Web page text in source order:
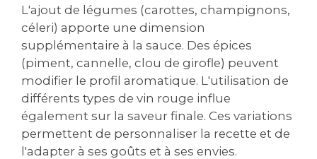
L'ajout de légumes (carottes, champignons,
céleri) apporte une dimension
supplémentaire à la sauce. Des épices
(piment, cannelle, clou de girofle) peuvent
modifier le profil aromatique. L'utilisation de
différents types de vin rouge influe
également sur la saveur finale. Ces variations
permettent de personnaliser la recette et de
l'adapter à ses goûts et à ses envies.